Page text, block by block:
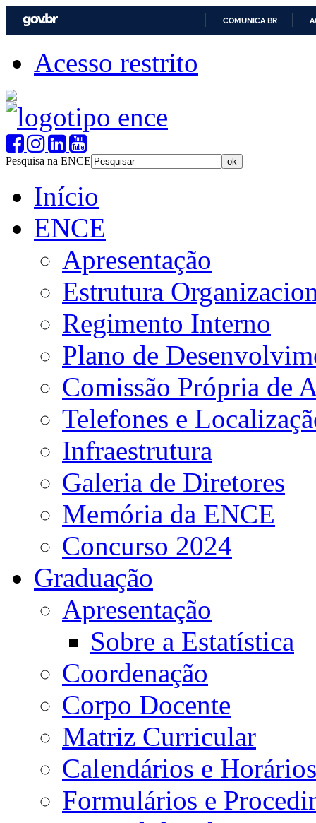
COMUNICA BR
Acesso restrito
Pesquisa na ENCE
Início
ENCE
Apresentação
Estrutura
Regimento Interno
Plano de
Comissão Própria de
Telefones e
Infraestrutura
Galeria de Diretores
Memória da ENCE
Concurso 2024
Graduação
Apresentação
Sobre a Estatística
Coordenação
Corpo Docente
Matriz Curricular
Calendários e Horários
Formulários e